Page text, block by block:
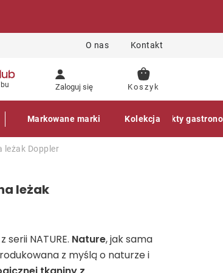
O nas Kontakt
Zaloguj się KOSZYK
Akcesoria Parasole Produkty
Markowane marki Kolekcja
leżak Doppler
leżak
z serii NATURE. Nature, jak sama
z myślą o naturze i